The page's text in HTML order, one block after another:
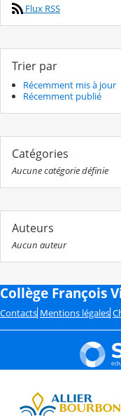
Flux RSS
Trier par
Récemment mis à jour
Récemment publié
Catégories
Aucune catégorie définie
Auteurs
Aucun auteur
Collège François
Contacts Mentions légales